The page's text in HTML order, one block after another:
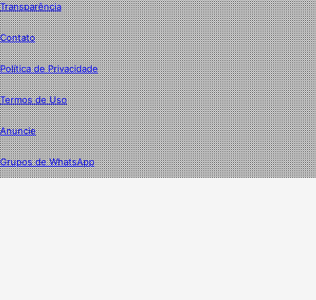
Transparência
Contato
Política de Privacidade
Termos de Uso
Anuncie
Grupos de WhatsApp